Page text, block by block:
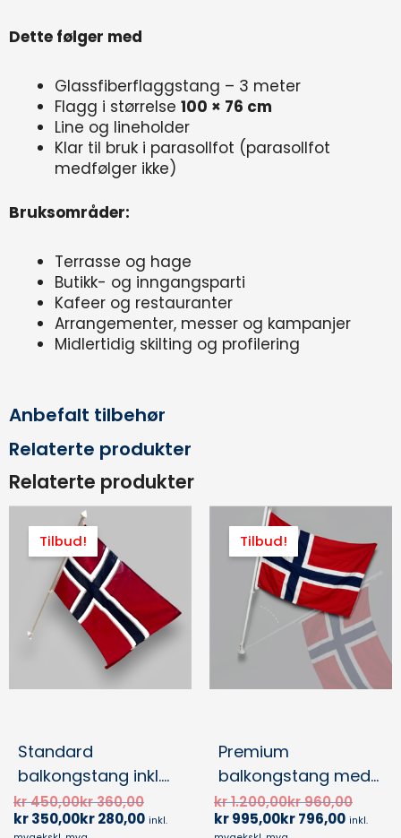
Dette følger med
Glassfiberflaggstang – 3 meter
Flagg i størrelse 100 × 76 cm
Line og lineholder
Klar til bruk i parasollfot (parasollfot
medfølger ikke)
Bruksområder:
Terrasse og hage
Butikk- og inngangsparti
Kafeer og restauranter
Arrangementer, messer og kampanjer
Midlertidig skilting og profilering
Anbefalt tilbehør
Relaterte produkter
Relaterte produkter
Tilbud!
Standard
balkongstang inkl.
flagg
kr450,00kr360,00
kr 450,00kr 360,00.
kr350,00kr280,00
kr 350,00kr 280,00.
inkl.
Tilbud!
Premium
balkongstang med
roterende flaggfeste
inkl. flagg
kr1.200,00kr960,00
var:
kr
kr995,00kr796,00
er:
kr
inkl.
har
flere
kan
på